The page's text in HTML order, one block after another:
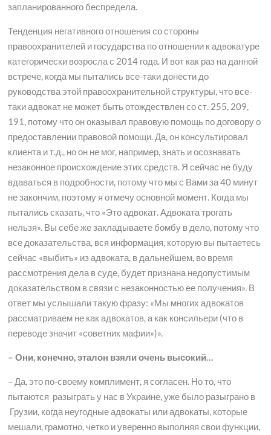
запланированного беспредела.
Тенденция негативного отношения со стороны
правоохранителей и государства по отношении к адвокатуре
категорически возросла с 2014 года. И вот как раз на данной
встрече, когда мы пытались все-таки донести до
руководства этой правоохранительной структуры, что все-
таки адвокат не может быть отождествлен со ст. 255, 209,
191, потому что он оказывал правовую помощь по договору о
предоставлении правовой помощи. Да, он консультировал
клиента и т.д., но он не мог, например, знать и осознавать
незаконное происхождение этих средств. Я сейчас не буду
вдаваться в подробности, потому что мы с Вами за 40 минут
не закончим, поэтому я отмечу основной момент. Когда мы
пытались сказать, что «Это адвокат. Адвоката трогать
нельзя». Вы себе же закладываете бомбу в дело, потому что
все доказательства, вся информация, которую вы пытаетесь
сейчас «выбить» из адвоката, в дальнейшем, во время
рассмотрения дела в суде, будет признана недопустимым
доказательством в связи с незаконностью ее получения». В
ответ мы услышали такую фразу: «Мы многих адвокатов
рассматриваем не как адвокатов, а как консильери (что в
переводе значит «советник мафии»)».
– Они, конечно, эталон взяли очень высокий…
– Да, это по-своему комплимент, я согласен. Но то, что
пытаются разыграть у нас в Украине, уже было разыграно в
Грузии, когда неугодные адвокаты или адвокаты, которые
мешали, грамотно, четко и уверенно выполняя свои функции,